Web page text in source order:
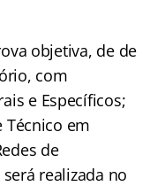
objetiva, de de
com
e Específicos;
Técnico em
de
realizada no